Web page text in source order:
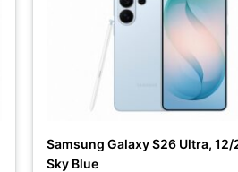
Samsung Galaxy S26 Ultra, 12/
Sky Blue
2.779,00 KM.
2.479,00 KM.